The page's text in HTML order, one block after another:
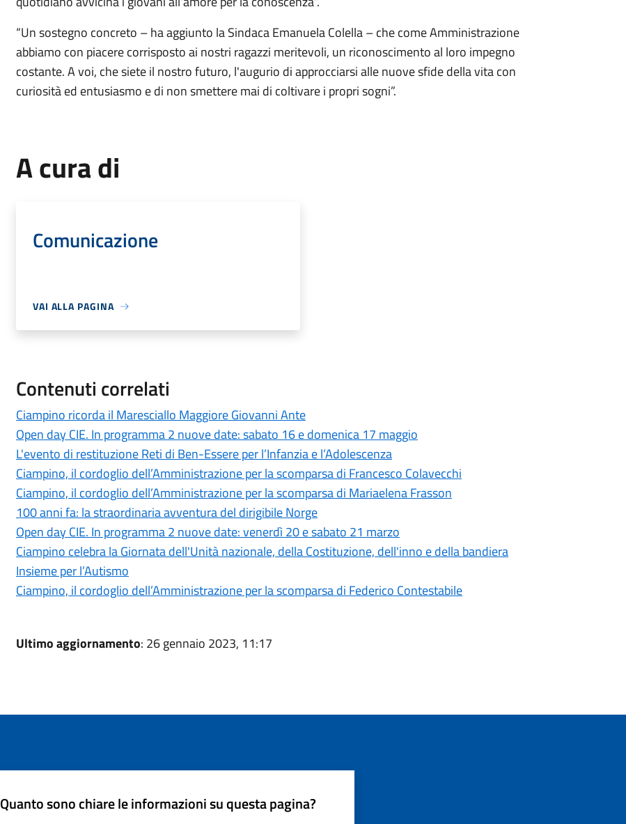
“Un sostegno concreto – ha aggiunto la Sindaca Emanuela Colella – che come Amministrazione
abbiamo con piacere corrisposto ai nostri ragazzi meritevoli, un riconoscimento al loro impegno
costante. A voi, che siete il nostro futuro, l'augurio di approcciarsi alle nuove sfide della vita con
curiosità ed entusiasmo e di non smettere mai di coltivare i propri sogni”.
A cura di
Comunicazione
VAI ALLA PAGINA
Contenuti correlati
Ciampino ricorda il Maresciallo Maggiore Giovanni Ante
Open day CIE. In programma 2 nuove date: sabato 16 e domenica 17 maggio
L'evento di restituzione Reti di Ben-Essere per l’Infanzia e l’Adolescenza
Ciampino, il cordoglio dell’Amministrazione per la scomparsa di Francesco Colavecchi
Ciampino, il cordoglio dell’Amministrazione per la scomparsa di Mariaelena Frasson
100 anni fa: la straordinaria avventura del dirigibile Norge
Open day CIE. In programma 2 nuove date: venerdì 20 e sabato 21 marzo
Ciampino celebra la Giornata dell'Unità nazionale, della Costituzione, dell'inno e della bandiera
Insieme per l’Autismo
Ciampino, il cordoglio dell’Amministrazione per la scomparsa di Federico Contestabile
Ultimo aggiornamento: 26 gennaio 2023, 11:17
Quanto sono chiare le informazioni su questa pagina?